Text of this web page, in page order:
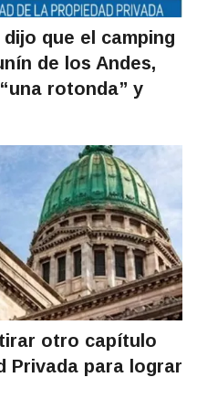
que el camping
de los Andes,
rotonda” y
otro capítulo
Privada para lograr